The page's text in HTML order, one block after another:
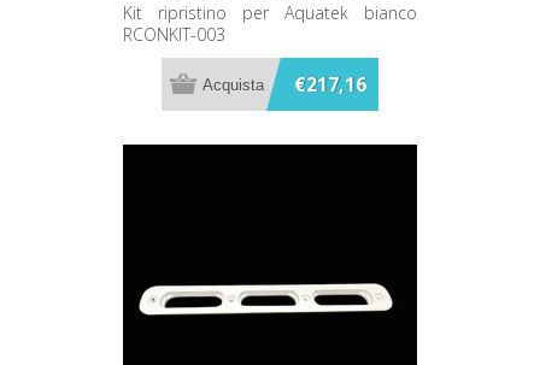
Kit ripristino per Aquatek bianco
RCONKIT-003
€217,16